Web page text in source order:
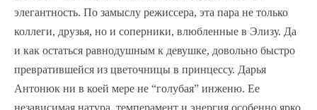
элегантность. По замыслу режиссера, эта пара не только
коллеги, друзья, но и соперники, влюбленные в Элизу. Да
и как остаться равнодушным к девушке, довольно быстро
превратившейся из цветочницы в принцессу. Дарья
Антонюк ни в коей мере не “голубая” инженю. Ее
независимая натура, темперамент и энергия особенно ярко